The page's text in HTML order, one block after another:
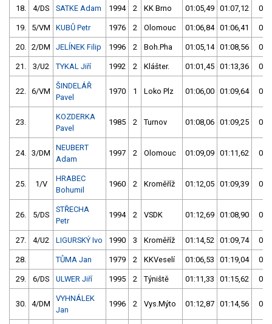
18. 4/DS SATKE Adam 1994 2 KK Brno 01:05,49 01:07,12
19. 5/VM KUBŮ Petr 1976 2 Olomouc 01:06,84 01:06,41
20. 2/DM JELÍNEK Filip 1996 2 Boh.Pha 01:05,14 01:08,56
21. 3/U2 TYKAL Jiří 1992 2 Klášter. 01:01,45 01:13,36
22. 6/VM
ŠINDELÁŘ
Pavel
1970 1 Loko Plz 01:06,00 01:09,64
23.
KOZDERKA
Pavel
1985 2 Turnov 01:08,06 01:09,25
24. 3/DM
NEUBERT
Adam
1997 2 Olomouc 01:09,09 01:11,62
25. 1/V
HRABEC
Bohumil
1960 2 Kroměříž 01:12,05 01:09,39
26. 5/DS
STŘECHA
Petr
1994 2 VSDK 01:12,69 01:08,90
27. 4/U2 LIGURSKÝ Ivo 1990 3 Kroměříž 01:14,52 01:09,74
28. TŮMA Jan 1979 2 KKVeselí 01:06,53 01:19,04
29. 6/DS ULWER Jiří 1995 2 Týniště 01:11,33 01:15,62
30. 4/DM
VYHNÁLEK
Jan
1996 2 Vys.Mýto 01:12,87 01:14,56